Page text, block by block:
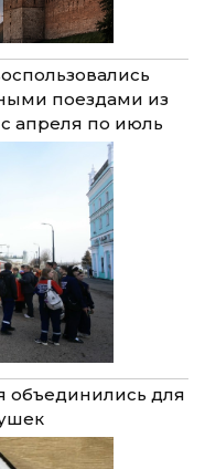
поездами из
апреля по июль
объединились для